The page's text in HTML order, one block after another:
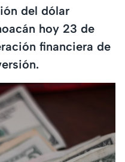
del dólar
hoy 23 de
financiera de